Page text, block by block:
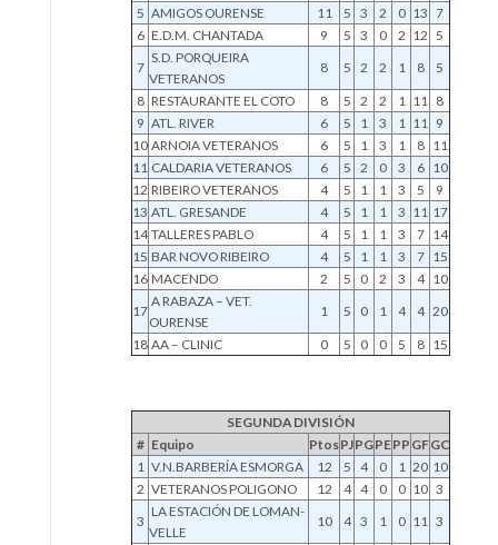
5 AMIGOS OURENSE 11 5 3 2 0 13 7
6 E.D.M. CHANTADA 9 5 3 0 2 12 5
7
S.D. PORQUEIRA
VETERANOS
8 5 2 2 1 8
5
8 RESTAURANTE EL COTO 8 5 2 2 1 11
8
9 ATL. RIVER 6 5 1 3 1 11
9
10 ARNOIA VETERANOS 6 5 1 3 1 8 11
11 CALDARIA VETERANOS 6 5 2 0 3 6 10
12 RIBEIRO VETERANOS 4 5 1 1 3 5
9
13 ATL. GRESANDE 4 5 1 1 3 11 17
14 TALLERES PABLO 4 5 1 1 3 7 14
15 BAR NOVO RIBEIRO 4 5 1 1 3 7 15
16 MACENDO 2 5 0 2 3 4 10
17
A RABAZA – VET.
OURENSE
1 5 0 1 4 4 20
18 AA – CLINIC 0 5 0 0 5 8 15
SEGUNDA DIVISIÓN
# Equipo PtosPJPGPEPP GFGC
1 V.N.BARBERÍA ESMORGA 12 5 4 0 1 20 10
2 VETERANOS POLIGONO 12 4 4 0 0 10 3
3
LA ESTACIÓN DE LOMAN-
VELLE
10 4 3 1 0 11 3